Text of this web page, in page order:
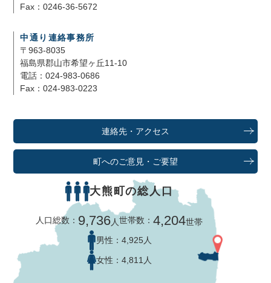
Fax：0246-36-5672
中通り連絡事務所
〒963-8035
福島県郡山市希望ヶ丘11-10
電話：024-983-0686
Fax：024-983-0223
連絡先・アクセス
町へのご意見・ご要望
大熊町の総人口
人口総数： 9,736人世帯数：4,204世帯
男性： 4,925人
女性： 4,811人